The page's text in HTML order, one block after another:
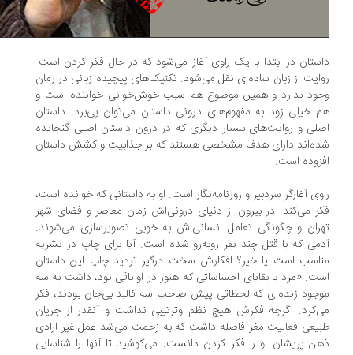
در ابتدا با یک راوی آغاز می‌شود که در حال فکر کردن است.
از زبان ساده‌ای نقل می‌شود. تکنیک‌های پیچیده زبانی در رمان
ندارد و همین موضوع هم سبب خوش‌خوانی خواننده است و
خیلی زود به مفهوم‌های درونی داستان می‌توان پی‌برد. داستان
و روایت‌های بسیار دیگری که در درون داستان اصلی گنجانده
دارای هدف مشخصی هستند که بر جذابیت و کشش داستان
است.
آغازگر سردبیر و روزنامه‌نگار است. او به داستانی که خوانده است،
می‌کند. در بیرون از دنیای درونی‌اش زمان معاصر و فضای شهر
و چگونگی تعامل انسانی‌اش به خوبی تصویرسازی می‌شوند.
که با قتل چند نفر روبه‌رو شده است. آیا برای چاپ در نشریه
است یا خیر؟ افکارش سخت درگیر تردید چاپ این داستان
«مرد با بقایای احساساتی که هنوز در او باقی بود، داشت به سه
زنده‌ای که لحظاتی پیش صاحب سه کالبد بی‌جان بودند، فکر
اگرچه فکرش هیچ نظم وترتیبی نداشت و آنقدر از جریان
فعالیت مغز فاصله داشت که به زحمت می‌شد عمل غیر ارادی
پریشان او را فکر کردن دانست. می‌کوشید تا آنها را شناسایی